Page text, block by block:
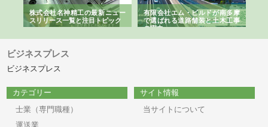
株式会社名神精工の最新ニュー
スリリース一覧と注目トピック
有限会社エム・ビルドが南多摩
で選ばれる道路舗装と土木工事
の実力
ビジネスプレス
ビジネスプレス
カテゴリー
士業（専門職種）
運送業
サイト情報
当サイトについて